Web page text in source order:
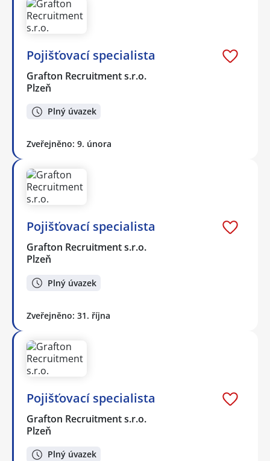
Pojišťovací specialista
Grafton Recruitment s.r.o.
Plzeň
Plný úvazek
Zveřejněno: 9. února
Pojišťovací specialista
Grafton Recruitment s.r.o.
Plzeň
Plný úvazek
Zveřejněno: 31. října
Pojišťovací specialista
Grafton Recruitment s.r.o.
Plzeň
Plný úvazek